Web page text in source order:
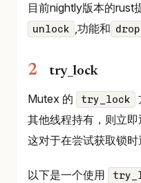
目前nightly版本的rust
unlock ,功能和 drop
try_lock
Mutex 的
try_lock
其他线程持有，则立即
这对于在尝试获取锁时
以下是一个使用